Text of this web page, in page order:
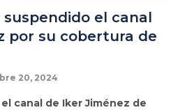
suspendido el canal
por su cobertura de
20, 2024
canal de Iker Jiménez de